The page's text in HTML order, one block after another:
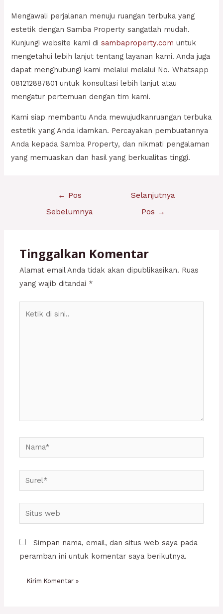
Mengawali perjalanan menuju ruangan terbuka yang
estetik dengan Samba Property sangatlah mudah.
Kunjungi website kami disambaproperty.com untuk
mengetahui lebih lanjut tentang layanan kami. Anda juga
dapat menghubungi kami melalui melalui No. Whatsapp
081212887801 untuk konsultasi lebih lanjut atau
mengatur pertemuan dengan tim kami.
Kami siap membantu Anda mewujudkanruangan terbuka
estetik yang Anda idamkan. Percayakan pembuatannya
Anda kepada Samba Property, dan nikmati pengalaman
yang memuaskan dan hasil yang berkualitas tinggi.
← Pos
Sebelumnya
Selanjutnya
Pos →
Tinggalkan Komentar
Alamat email Anda tidak akan dipublikasikan. Ruas
yang wajib ditandai *
Nama*
Surel*
Situs
web
Simpan nama, email, dan situs web saya pada
peramban ini untuk komentar saya berikutnya.